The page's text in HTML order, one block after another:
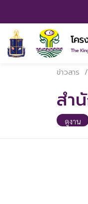
ข่าวสาร /
สำ
ดูงาน